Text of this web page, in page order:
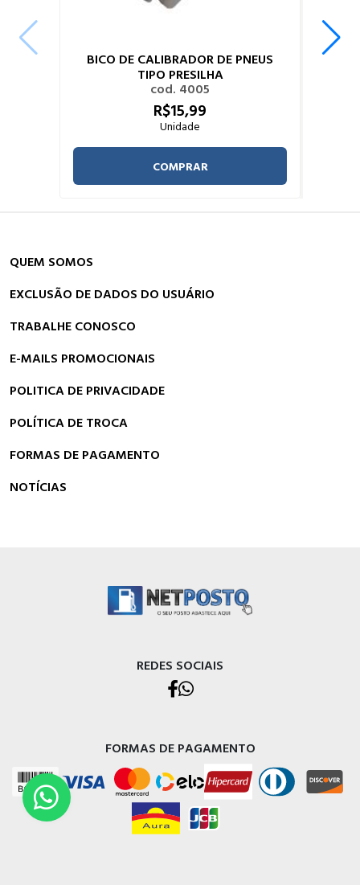
BICO DE CALIBRADOR DE PNEUS
TIPO PRESILHA
cod. 4005
R$15,99
Unidade
COMPRAR
QUEM SOMOS
EXCLUSÃO DE DADOS DO USUÁRIO
TRABALHE CONOSCO
E-MAILS PROMOCIONAIS
POLITICA DE PRIVACIDADE
POLÍTICA DE TROCA
FORMAS DE PAGAMENTO
NOTÍCIAS
REDES SOCIAIS
FORMAS DE PAGAMENTO